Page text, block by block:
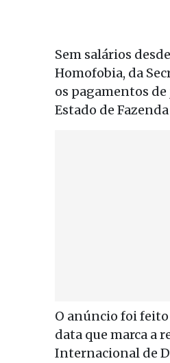
Sem salários
Homofobia, da
os pagamentos
Estado de
O anúncio foi
data que marca a
Internacional de